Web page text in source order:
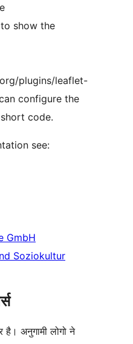
to show the
plugins/leaflet-
configure the
short code.
see:
GmbH
Soziokultur
है। अनुगामी लोगो ने